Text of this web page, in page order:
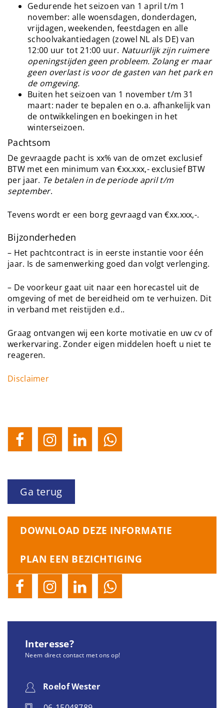
Gedurende het seizoen van 1 april t/m 1
november: alle woensdagen, donderdagen,
vrijdagen, weekenden, feestdagen en alle
schoolvakantiedagen (zowel NL als DE) van
12:00 uur tot 21:00 uur. Natuurlijk zijn ruimere
openingstijden geen probleem. Zolang er maar
geen overlast is voor de gasten van het park en
de omgeving.
Buiten het seizoen van 1 november t/m 31
maart: nader te bepalen en o.a. afhankelijk van
de ontwikkelingen en boekingen in het
winterseizoen.
Pachtsom
De gevraagde pacht is xx% van de omzet exclusief
BTW met een minimum van €xx.xxx,- exclusief BTW
per jaar. Te betalen in de periode april t/m
september.
Tevens wordt er een borg gevraagd van €xx.xxx,-.
Bijzonderheden
– Het pachtcontract is in eerste instantie voor één
jaar. Is de samenwerking goed dan volgt verlenging.
– De voorkeur gaat uit naar een horecastel uit de
omgeving of met de bereidheid om te verhuizen. Dit
in verband met reistijden e.d..
Graag ontvangen wij een korte motivatie en uw cv of
werkervaring. Zonder eigen middelen hoeft u niet te
reageren.
Disclaimer
Ga terug
DOWNLOAD DEZE INFORMATIE
PLAN EEN BEZICHTIGING
Interesse?
Neem direct contact met ons op!
Roelof Wester